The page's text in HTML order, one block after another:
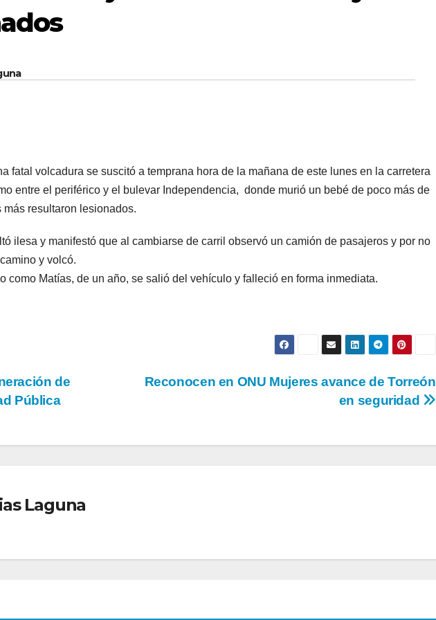
fatal volcadura se suscitó a temprana hora de la mañana de este lunes en la carretera
entre el periférico y el bulevar Independencia, donde murió un bebé de poco más de
resultaron lesionados.
ilesa y manifestó que al cambiarse de carril observó un camión de pasajeros y por no
y volcó.
como Matías, de un año, se salió del vehículo y falleció en forma inmediata.
Reconocen en ONU Mujeres avance de Torreón
en seguridad
de
Pública
Laguna